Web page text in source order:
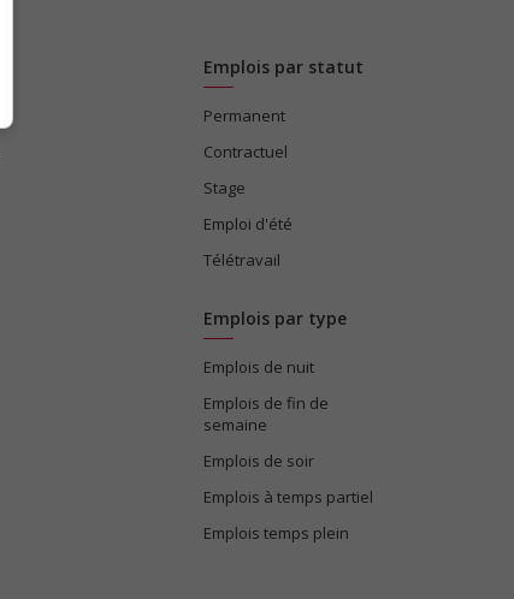
Emplois par statut
Permanent
Contractuel
Stage
Emploi d'été
Télétravail
Emplois par type
Emplois de nuit
Emplois de fin de
semaine
Emplois de soir
Emplois à temps partiel
Emplois temps plein